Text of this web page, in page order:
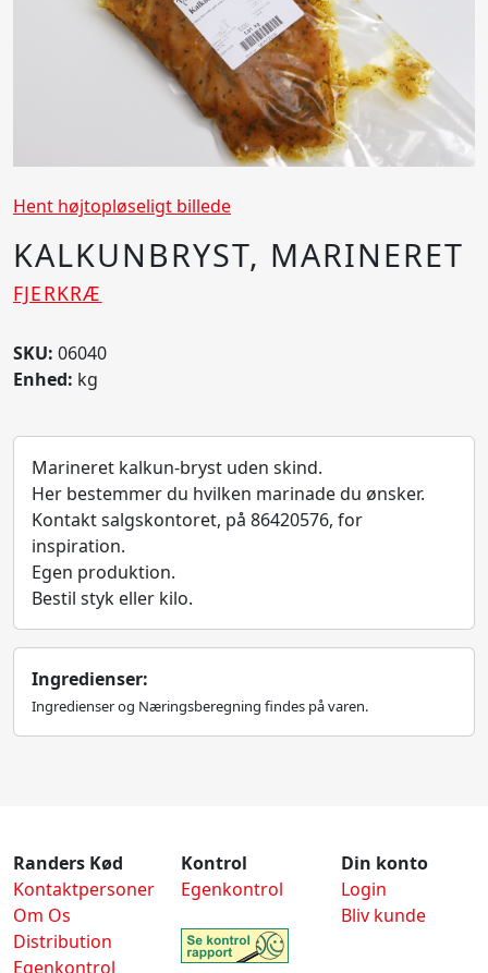
Hent højtopløseligt billede
KALKUNBRYST, MARINERET
FJERKRÆ
SKU: 06040
Enhed: kg
Marineret kalkun-bryst uden skind.
Her bestemmer du hvilken marinade du ønsker.
Kontakt salgskontoret, på 86420576, for
inspiration.
Egen produktion.
Bestil styk eller kilo.
Ingredienser:
Ingredienser og Næringsberegning findes på varen.
Randers Kød
Kontaktpersoner
Om Os
Distribution
Egenkontrol
Kontrol
Egenkontrol
Din konto
Login
Bliv kunde